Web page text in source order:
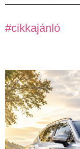
#cikkajánló